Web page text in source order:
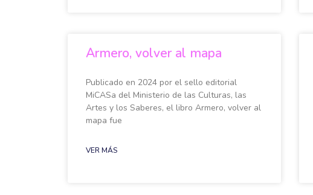
Armero, volver al mapa
Publicado en 2024 por el sello editorial
MiCASa del Ministerio de las Culturas, las
Artes y los Saberes, el libro Armero, volver al
mapa fue
VER MÁS